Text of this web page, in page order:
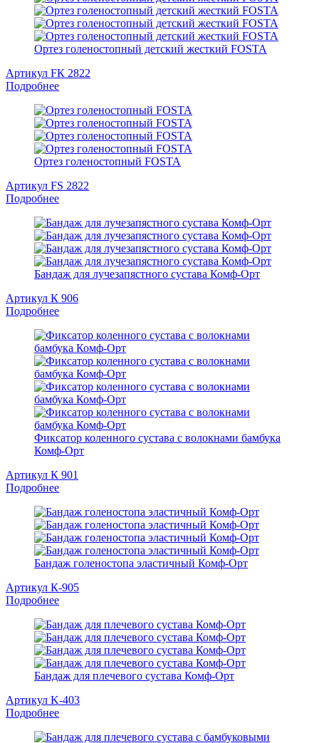
Ортез голеностопный детский жесткий FOSTA
Артикул FК 2822
Подробнее
Ортез голеностопный FOSTA
Артикул FS 2822
Подробнее
Бандаж для лучезапястного сустава Комф-Орт
Артикул К 906
Подробнее
Фиксатор коленного сустава с волокнами бамбука
Комф-Орт
Артикул К 901
Подробнее
Бандаж голеностопа эластичный Комф-Орт
Артикул К-905
Подробнее
Бандаж для плечевого сустава Комф-Орт
Артикул K-403
Подробнее